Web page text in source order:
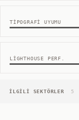
TIPOGRAFI UYUMU
LIGHTHOUSE PERF.
İLGILI SEKTÖRLER 5